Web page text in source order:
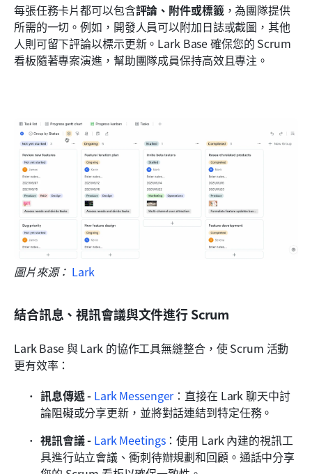
每張任務卡片都可以包含評論、附件或標籤，為團隊提供
所需的一切。例如，開發人員可以附加日誌或截圖，其他
人則可留下評論以標示更新。Lark Base 確保您的 Scrum
看板隨著專案演進，幫助團隊成員保持高效且專注。
圖片來源： Lark
結合訊息、視訊會議與文件進行 Scrum
Lark Base 與 Lark 的協作工具無縫整合，使 Scrum 活動
更有效率：
訊息傳遞 - Lark Messenger：直接在 Lark 聊天中討
論阻礙或分享更新，並將對話連結到特定任務。
視訊會議 - Lark Meetings：使用 Lark 內建的視訊工
具進行站立會議、衝刺待辦規劃和回顧。通話中分享